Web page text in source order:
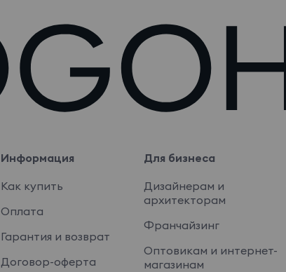
Информация
Как купить
Оплата
Гарантия и возврат
Договор-оферта
Для бизнеса
Дизайнерам и
архитекторам
Франчайзинг
Оптовикам и интернет-
магазинам